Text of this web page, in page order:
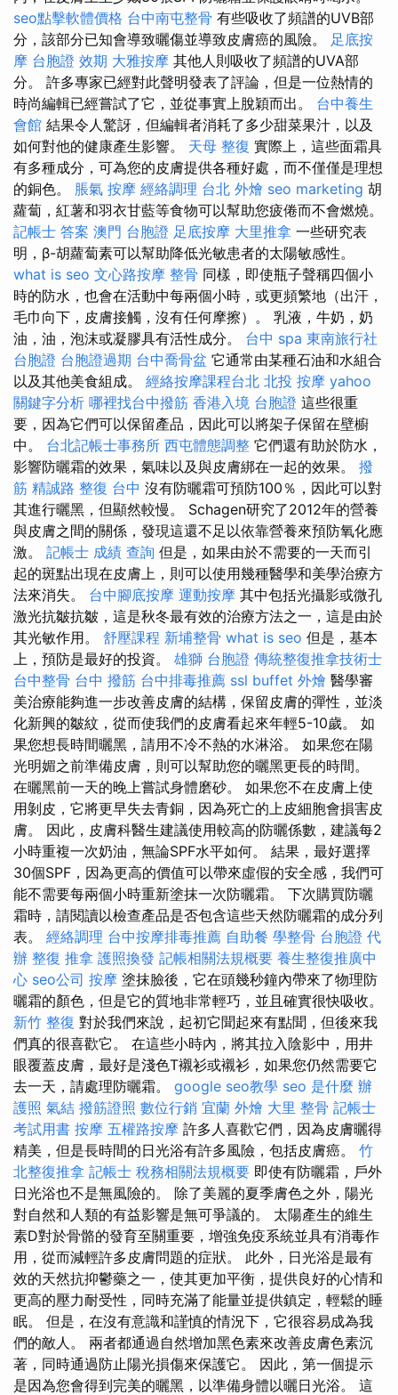
seo點擊軟體價格 台中南屯整骨 有些吸收了頻譜的UVB部
分，該部分已知會導致曬傷並導致皮膚癌的風險。 足底按
摩 台胞證 效期 大雅按摩 其他人則吸收了頻譜的UVA部
分。 許多專家已經對此聲明發表了評論，但是一位熱情的
時尚編輯已經嘗試了它，並從事實上脫穎而出。 台中養生
會館 結果令人驚訝，但編輯者消耗了多少甜菜果汁，以及
如何對他的健康產生影響。 天母 整復 實際上，這些面霜具
有多種成分，可為您的皮膚提供各種好處，而不僅僅是理想
的銅色。 脹氣 按摩 經絡調理 台北 外燴 seo marketing 胡
蘿蔔，紅薯和羽衣甘藍等食物可以幫助您疲倦而不會燃燒。
記帳士 答案 澳門 台胞證 足底按摩 大里推拿 一些研究表
明，β-胡蘿蔔素可以幫助降低光敏患者的太陽敏感性。
what is seo 文心路按摩 整骨 同樣，即使瓶子聲稱四個小
時的防水，也會在活動中每兩個小時，或更頻繁地（出汗，
毛巾向下，皮膚接觸，沒有任何摩擦）。 乳液，牛奶，奶
油，油，泡沫或凝膠具有活性成分。 台中 spa 東南旅行社
台胞證 台胞證過期 台中喬骨盆 它通常由某種石油和水組合
以及其他美食組成。 經絡按摩課程台北 北投 按摩 yahoo
關鍵字分析 哪裡找台中撥筋 香港入境 台胞證 這些很重
要，因為它們可以保留產品，因此可以將架子保留在壁櫥
中。 台北記帳士事務所 西屯體態調整 它們還有助於防水，
影響防曬霜的效果，氣味以及與皮膚綁在一起的效果。 撥
筋 精誠路 整復 台中 沒有防曬霜可預防100％，因此可以對
其進行曬黑，但顯然較慢。 Schagen研究了2012年的營養
與皮膚之間的關係，發現這還不足以依靠營養來預防氧化應
激。 記帳士 成績 查詢 但是，如果由於不需要的一天而引
起的斑點出現在皮膚上，則可以使用幾種醫學和美學治療方
法來消失。 台中腳底按摩 運動按摩 其中包括光攝影或微孔
激光抗皺抗皺，這是秋冬最有效的治療方法之一，這是由於
其光敏作用。 舒壓課程 新埔整骨 what is seo 但是，基本
上，預防是最好的投資。 雄獅 台胞證 傳統整復推拿技術士
台中整骨 台中 撥筋 台中排毒推薦 ssl buffet 外燴 醫學審
美治療能夠進一步改善皮膚的結構，保留皮膚的彈性，並淡
化新興的皺紋，從而使我們的皮膚看起來年輕5-10歲。 如
果您想長時間曬黑，請用不冷不熱的水淋浴。 如果您在陽
光明媚之前準備皮膚，則可以幫助您的曬黑更長的時間。
在曬黑前一天的晚上嘗試身體磨砂。 如果您不在皮膚上使
用剝皮，它將更早失去青銅，因為死亡的上皮細胞會損害皮
膚。 因此，皮膚科醫生建議使用較高的防曬係數，建議每2
小時重複一次奶油，無論SPF水平如何。 結果，最好選擇
30個SPF，因為更高的價值可以帶來虛假的安全感，我們可
能不需要每兩個小時重新塗抹一次防曬霜。 下次購買防曬
霜時，請閱讀以檢查產品是否包含這些天然防曬霜的成分列
表。 經絡調理 台中按摩排毒推薦 自助餐 學整骨 台胞證 代
辦 整復 推拿 護照換發 記帳相關法規概要 養生整復推廣中
心 seo公司 按摩 塗抹臉後，它在頭幾秒鐘內帶來了物理防
曬霜的顏色，但是它的質地非常輕巧，並且確實很快吸收。
新竹 整復 對於我們來說，起初它聞起來有點聞，但後來我
們真的很喜歡它。 在這些小時內，將其拉入陰影中，用井
眼覆蓋皮膚，最好是淺色T襯衫或襯衫，如果您仍然需要它
去一天，請處理防曬霜。 google seo教學 seo 是什麼 辦
護照 氣結 撥筋證照 數位行銷 宜蘭 外燴 大里 整骨 記帳士
考試用書 按摩 五權路按摩 許多人喜歡它們，因為皮膚曬得
精美，但是長時間的日光浴有許多風險，包括皮膚癌。 竹
北整復推拿 記帳士 稅務相關法規概要 即使有防曬霜，戶外
日光浴也不是無風險的。 除了美麗的夏季膚色之外，陽光
對自​​然和人類的有益影響是無可爭議的。 太陽產生的維生
素D對於骨骼的發育至關重要，增強免疫系統並具有消毒作
用，從而減輕許多皮膚問題的症狀。 此外，日光浴是最有
效的天然抗抑鬱藥之一，使其更加平衡，提供良好的心情和
更高的壓力耐受性，同時充滿了能量並提供鎮定，輕鬆的睡
眠。 但是，在沒有意識和謹慎的情況下，它很容易成為我
們的敵人。 兩者都通過自然增加黑色素來改善皮膚色素沉
著，同時通過防止陽光損傷來保護它。 因此，第一個提示
是因為您會得到完美的曬黑，以準備身體以曬日光浴。 這